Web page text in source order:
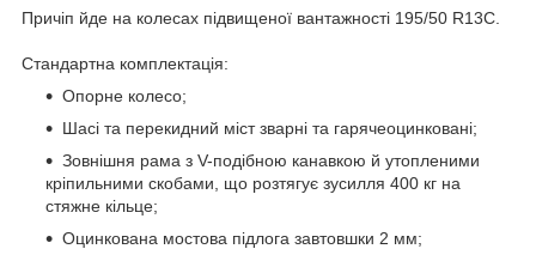
Причіп йде на колесах підвищеної вантажності 195/50 R13C.
Стандартна комплектація:
Опорне колесо;
Шасі та перекидний міст зварні та гарячеоцинковані;
Зовнішня рама з V-подібною канавкою й утопленими
кріпильними скобами, що розтягує зусилля 400 кг на
стяжне кільце;
Оцинкована мостова підлога завтовшки 2 мм;